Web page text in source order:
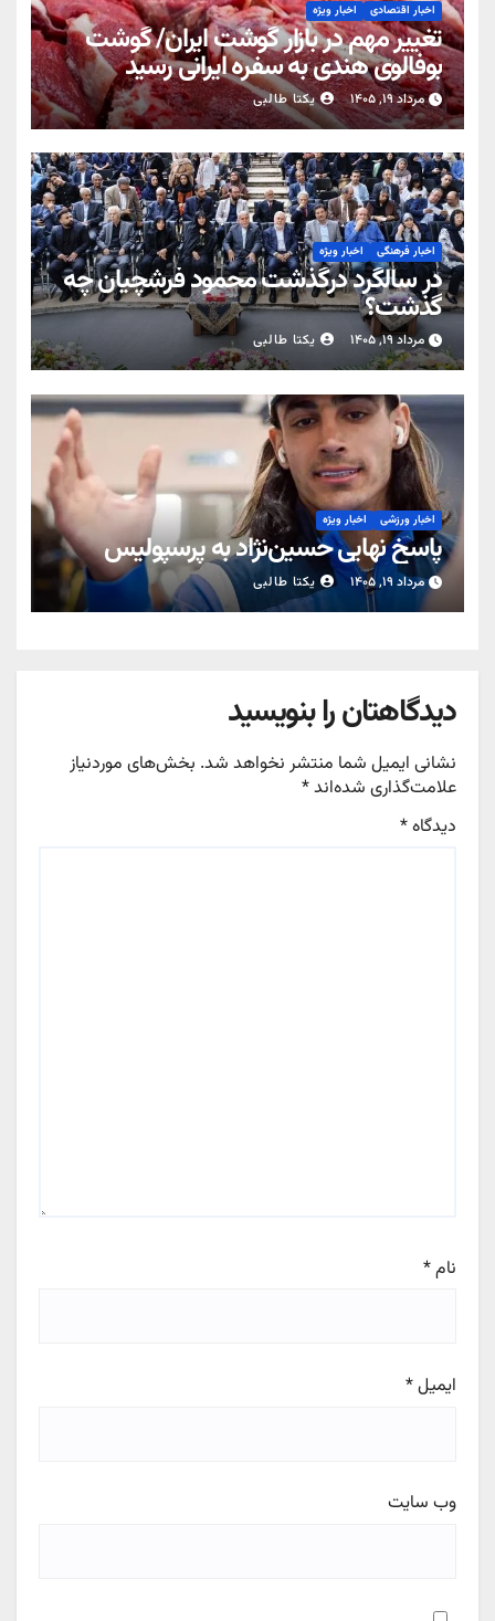
اخبار اقتصادی اخبار ویژه
تغییر مهم در بازار گوشت ایران/ گوشت
بوفالوی هندی به سفره ایرانی رسید
مرداد ۱۹, ۱۴۰۵ یکتا طالبی
اخبار فرهنگی اخبار ویژه
در سالگرد درگذشت محمود فرشچیان چه
گذشت؟
مرداد ۱۹, ۱۴۰۵ یکتا طالبی
اخبار ورزشی اخبار ویژه
پاسخ نهایی حسین‌نژاد به پرسپولیس
مرداد ۱۹, ۱۴۰۵ یکتا طالبی
دیدگاهتان را بنویسید
نشانی ایمیل شما منتشر نخواهد شد. بخش‌های موردنیاز
علامت‌گذاری شده‌اند*
دیدگاه*
نام*
ایمیل*
وب‌ سایت